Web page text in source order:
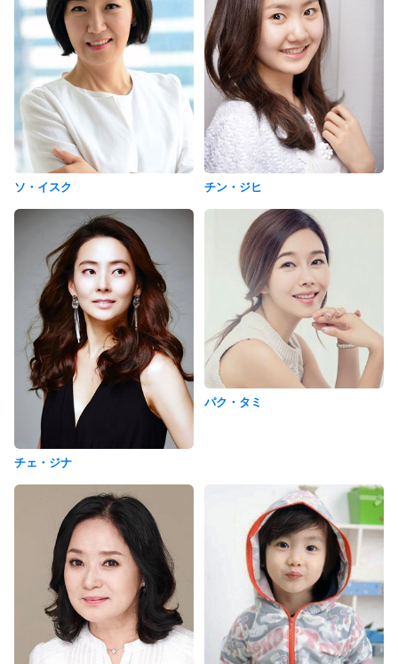
ソ・イスク チン・ジヒ
チェ・ジナ
パク・タミ